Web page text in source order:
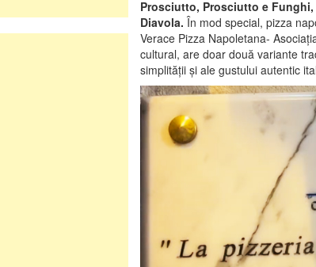
Prosciutto, Prosciutto e
Diavola. În mod special, pizza
Verace Pizza Napoletana-
cultural, are doar două variante
simplității și ale gustului autentic